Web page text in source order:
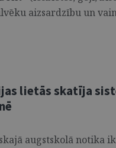
aizsardzību un
lietās skatīja
augstskolā notika